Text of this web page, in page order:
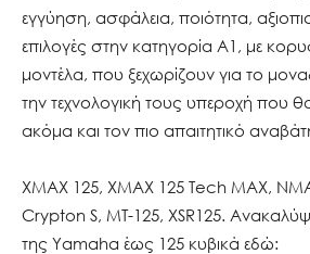
εγγύηση, ασφάλεια, ποιότητα,
επιλογές στην κατηγορία Α1, με
μοντέλα, που ξεχωρίζουν για το
την τεχνολογική τους υπεροχή που
ακόμα και τον πιο απαιτητικό
ΧΜΑΧ 125, XMAX 125 Tech MAX,
Crypton S, ΜΤ-125, XSR125.
της Yamaha έως 125 κυβικά εδώ: